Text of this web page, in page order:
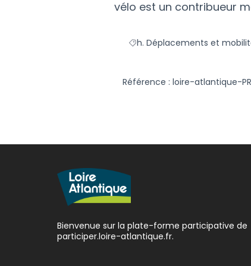
vélo est un contribueur
Filtrer les résultats de la
h. Déplacements et
Référence : loire-atlantique-
Bienvenue sur la plate-forme participative de
participer.loire-atlantique.fr.